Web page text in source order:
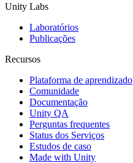
Unity Labs
Laboratórios
Publicações
Recursos
Plataforma de aprendizado
Comunidade
Documentação
Unity QA
Perguntas frequentes
Status dos Serviços
Estudos de caso
Made with Unity